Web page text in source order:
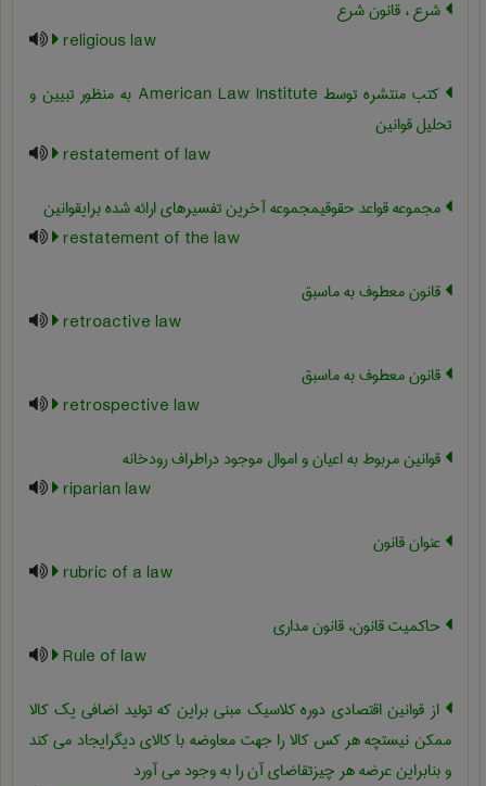
شرع ، قانون شرع
religious law
کتب منتشره توسط American Law Institute به منظور تبیین و
تحلیل قوانین
restatement of law
مجموعه قواعد حقوقیمجموعه آخرین تفسیرهای ارائه شده برایقوانین
restatement of the law
قانون معطوف به ماسبق
retroactive law
قانون معطوف به ماسبق
retrospective law
قوانین مربوط به اعیان و اموال موجود دراطراف رودخانه
riparian law
عنوان قانون
rubric of a law
حاکمیت قانون، قانون مداری
Rule of law
از قوانین اقتصادی دوره کلاسیک مبنی براین که تولید اضافی یک کالا
ممکن نیستچه هر کس کالا را جهت معاوضه با کالای دیگرایجاد می کند
و بنابراین عرضه هر چیزتقاضای آن را به وجود می آورد